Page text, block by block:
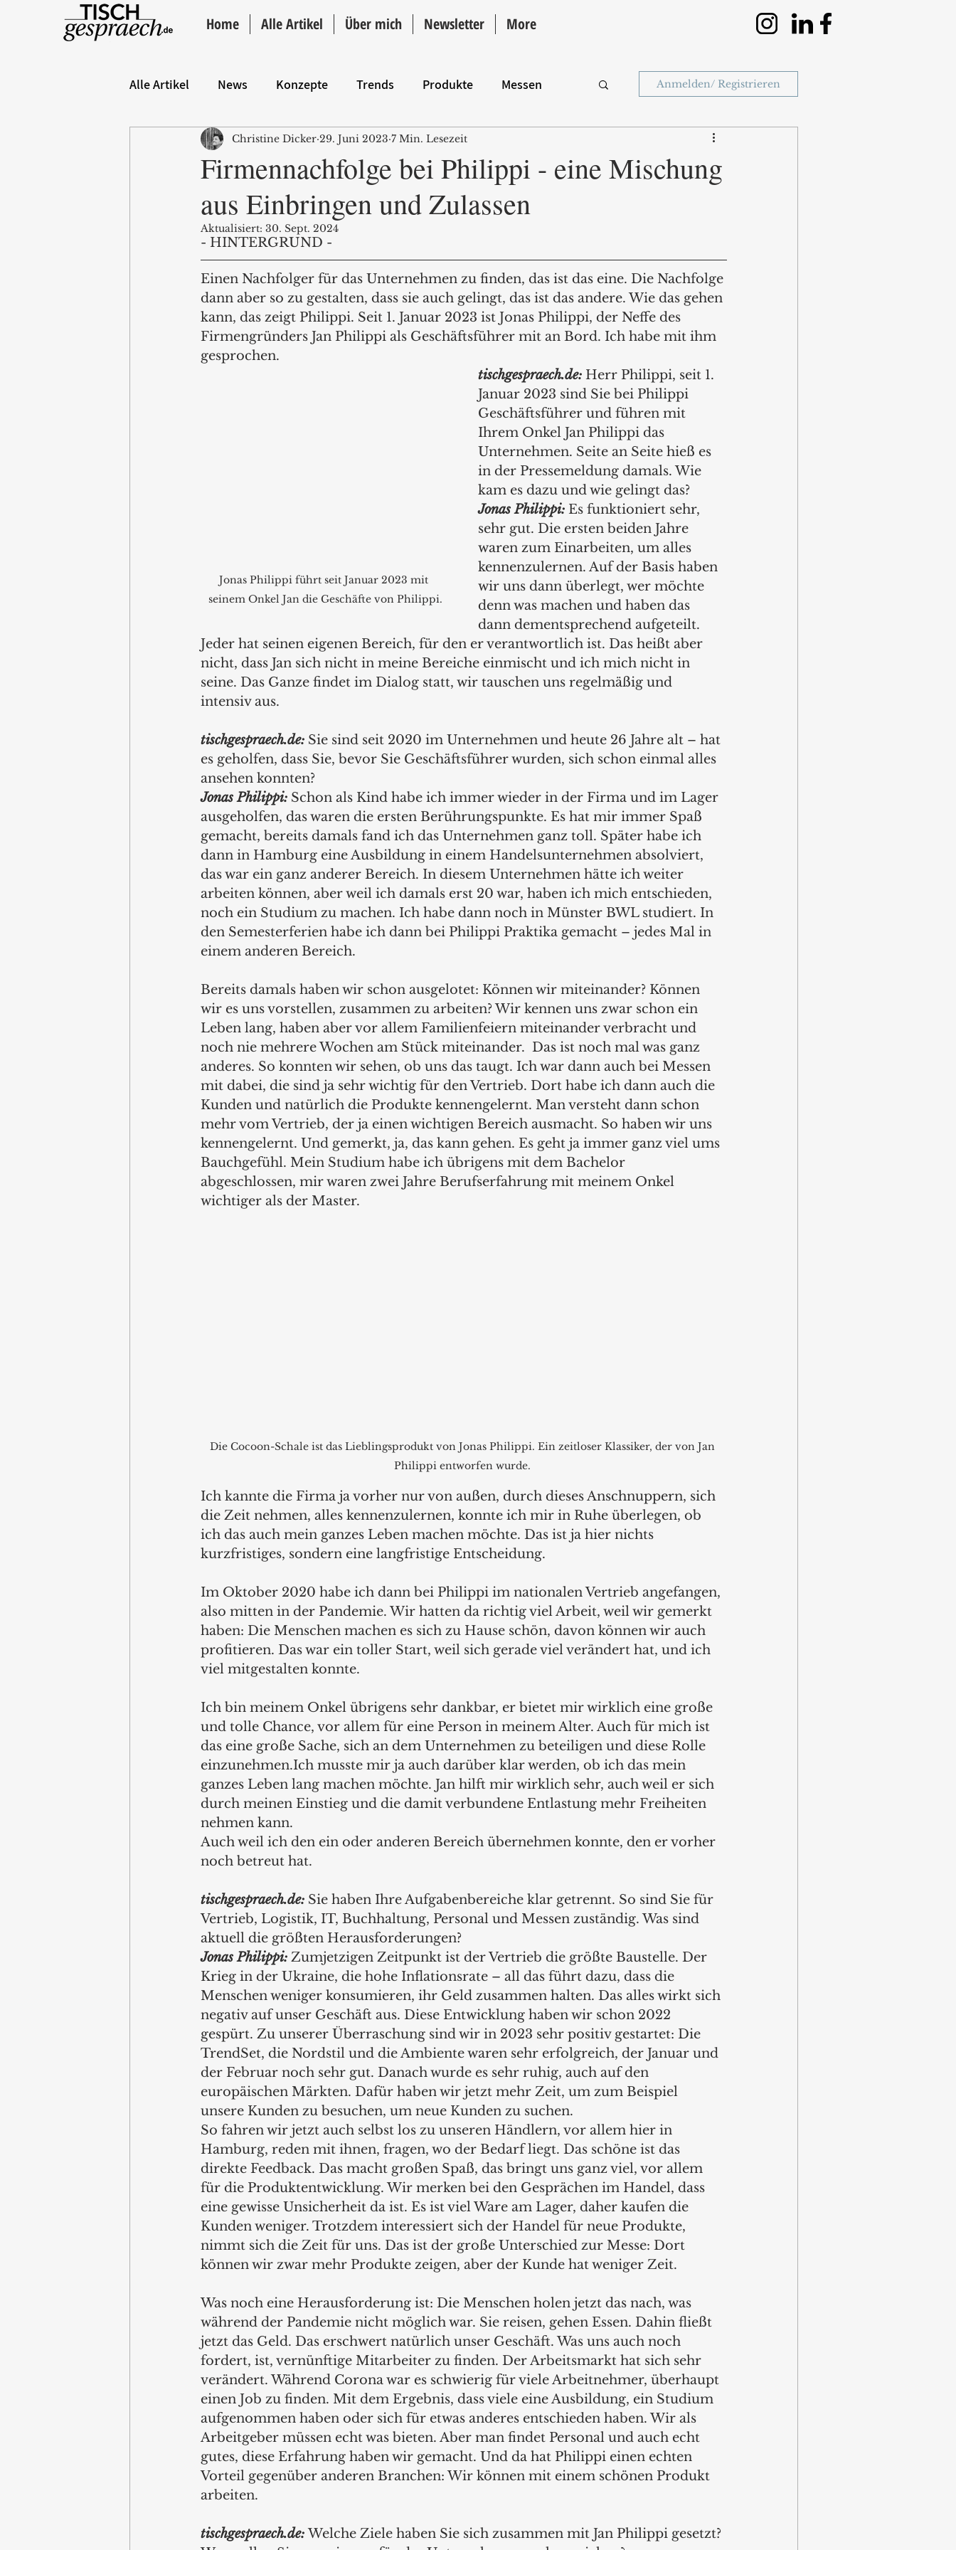
Home Alle Artikel Über mich Newsletter More
Alle Artikel News Konzepte Trends Produkte Messen
Hintergrund ANZEIGE Intro
Anmelden/ Registrieren
Firmennachfolge bei Philippi - eine Mischung
aus Einbringen und Zulassen
Christine Dicker 29. Juni 2023 7 Min. Lesezeit
Aktualisiert: 30. Sept. 2024
- HINTERGRUND -
Einen Nachfolger für das Unternehmen zu finden, das ist das eine. Die Nachfolge
dann aber so zu gestalten, dass sie auch gelingt, das ist das andere. Wie das gehen
kann, das zeigt Philippi. Seit 1. Januar 2023 ist Jonas Philippi, der Neffe des
Firmengründers Jan Philippi als Geschäftsführer mit an Bord. Ich habe mit ihm
gesprochen.
Jonas Philippi führt seit Januar 2023 mit
seinem Onkel Jan die Geschäfte von Philippi.
tischgespraech.de: Herr Philippi, seit 1.
Januar 2023 sind Sie bei Philippi
Geschäftsführer und führen mit
Ihrem Onkel Jan Philippi das
Unternehmen. Seite an Seite hieß es
in der Pressemeldung damals. Wie
kam es dazu und wie gelingt das?
Jonas Philippi: Es funktioniert sehr,
sehr gut. Die ersten beiden Jahre
waren zum Einarbeiten, um alles
kennenzulernen. Auf der Basis haben
wir uns dann überlegt, wer möchte
denn was machen und haben das
dann dementsprechend aufgeteilt.
Jeder hat seinen eigenen Bereich, für den er verantwortlich ist. Das heißt aber
nicht, dass Jan sich nicht in meine Bereiche einmischt und ich mich nicht in
seine. Das Ganze findet im Dialog statt, wir tauschen uns regelmäßig und
intensiv aus.
tischgespraech.de: Sie sind seit 2020 im Unternehmen und heute 26 Jahre alt – hat
es geholfen, dass Sie, bevor Sie Geschäftsführer wurden, sich schon einmal alles
ansehen konnten?
Jonas Philippi: Schon als Kind habe ich immer wieder in der Firma und im Lager
ausgeholfen, das waren die ersten Berührungspunkte. Es hat mir immer Spaß
gemacht, bereits damals fand ich das Unternehmen ganz toll. Später habe ich
dann in Hamburg eine Ausbildung in einem Handelsunternehmen absolviert,
das war ein ganz anderer Bereich. In diesem Unternehmen hätte ich weiter
arbeiten können, aber weil ich damals erst 20 war, haben ich mich entschieden,
noch ein Studium zu machen. Ich habe dann noch in Münster BWL studiert. In
den Semesterferien habe ich dann bei Philippi Praktika gemacht – jedes Mal in
einem anderen Bereich.
Bereits damals haben wir schon ausgelotet: Können wir miteinander? Können
wir es uns vorstellen, zusammen zu arbeiten? Wir kennen uns zwar schon ein
Leben lang, haben aber vor allem Familienfeiern miteinander verbracht und
noch nie mehrere Wochen am Stück miteinander.  Das ist noch mal was ganz
anderes. So konnten wir sehen, ob uns das taugt. Ich war dann auch bei Messen
mit dabei, die sind ja sehr wichtig für den Vertrieb. Dort habe ich dann auch die
Kunden und natürlich die Produkte kennengelernt. Man versteht dann schon
mehr vom Vertrieb, der ja einen wichtigen Bereich ausmacht. So haben wir uns
kennengelernt. Und gemerkt, ja, das kann gehen. Es geht ja immer ganz viel ums
Bauchgefühl. Mein Studium habe ich übrigens mit dem Bachelor
abgeschlossen, mir waren zwei Jahre Berufserfahrung mit meinem Onkel
wichtiger als der Master.
Die Cocoon-Schale ist das Lieblingsprodukt von Jonas Philippi. Ein zeitloser Klassiker, der von Jan
Philippi entworfen wurde.
Ich kannte die Firma ja vorher nur von außen, durch dieses Anschnuppern, sich
die Zeit nehmen, alles kennenzulernen, konnte ich mir in Ruhe überlegen, ob
ich das auch mein ganzes Leben machen möchte. Das ist ja hier nichts
kurzfristiges, sondern eine langfristige Entscheidung.
Im Oktober 2020 habe ich dann bei Philippi im nationalen Vertrieb angefangen,
also mitten in der Pandemie. Wir hatten da richtig viel Arbeit, weil wir gemerkt
haben: Die Menschen machen es sich zu Hause schön, davon können wir auch
profitieren. Das war ein toller Start, weil sich gerade viel verändert hat, und ich
viel mitgestalten konnte.
Ich bin meinem Onkel übrigens sehr dankbar, er bietet mir wirklich eine große
und tolle Chance, vor allem für eine Person in meinem Alter. Auch für mich ist
das eine große Sache, sich an dem Unternehmen zu beteiligen und diese Rolle
einzunehmen.Ich musste mir ja auch darüber klar werden, ob ich das mein
ganzes Leben lang machen möchte. Jan hilft mir wirklich sehr, auch weil er sich
durch meinen Einstieg und die damit verbundene Entlastung mehr Freiheiten
nehmen kann.
Auch weil ich den ein oder anderen Bereich übernehmen konnte, den er vorher
noch betreut hat.
tischgespraech.de: Sie haben Ihre Aufgabenbereiche klar getrennt. So sind Sie für
Vertrieb, Logistik, IT, Buchhaltung, Personal und Messen zuständig. Was sind
aktuell die größten Herausforderungen?
Jonas Philippi: Zumjetzigen Zeitpunkt ist der Vertrieb die größte Baustelle. Der
Krieg in der Ukraine, die hohe Inflationsrate – all das führt dazu, dass die
Menschen weniger konsumieren, ihr Geld zusammen halten. Das alles wirkt sich
negativ auf unser Geschäft aus. Diese Entwicklung haben wir schon 2022
gespürt. Zu unserer Überraschung sind wir in 2023 sehr positiv gestartet: Die
TrendSet, die Nordstil und die Ambiente waren sehr erfolgreich, der Januar und
der Februar noch sehr gut. Danach wurde es sehr ruhig, auch auf den
europäischen Märkten. Dafür haben wir jetzt mehr Zeit, um zum Beispiel
unsere Kunden zu besuchen, um neue Kunden zu suchen.
So fahren wir jetzt auch selbst los zu unseren Händlern, vor allem hier in
Hamburg, reden mit ihnen, fragen, wo der Bedarf liegt. Das schöne ist das
direkte Feedback. Das macht großen Spaß, das bringt uns ganz viel, vor allem
für die Produktentwicklung. Wir merken bei den Gesprächen im Handel, dass
eine gewisse Unsicherheit da ist. Es ist viel Ware am Lager, daher kaufen die
Kunden weniger. Trotzdem interessiert sich der Handel für neue Produkte,
nimmt sich die Zeit für uns. Das ist der große Unterschied zur Messe: Dort
können wir zwar mehr Produkte zeigen, aber der Kunde hat weniger Zeit.
Was noch eine Herausforderung ist: Die Menschen holen jetzt das nach, was
während der Pandemie nicht möglich war. Sie reisen, gehen Essen. Dahin fließt
jetzt das Geld. Das erschwert natürlich unser Geschäft. Was uns auch noch
fordert, ist, vernünftige Mitarbeiter zu finden. Der Arbeitsmarkt hat sich sehr
verändert. Während Corona war es schwierig für viele Arbeitnehmer, überhaupt
einen Job zu finden. Mit dem Ergebnis, dass viele eine Ausbildung, ein Studium
aufgenommen haben oder sich für etwas anderes entschieden haben. Wir als
Arbeitgeber müssen echt was bieten. Aber man findet Personal und auch echt
gutes, diese Erfahrung haben wir gemacht. Und da hat Philippi einen echten
Vorteil gegenüber anderen Branchen: Wir können mit einem schönen Produkt
arbeiten.
tischgespraech.de: Welche Ziele haben Sie sich zusammen mit Jan Philippi gesetzt?